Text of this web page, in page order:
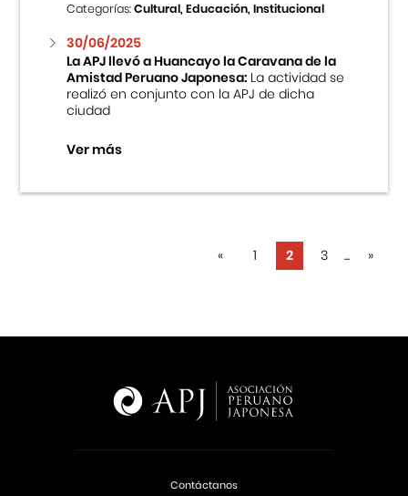
Categorías:Cultural, Educación, Institucional
30/06/2025
La APJ llevó a Huancayo la Caravana de la
Amistad Peruano Japonesa:La actividad se
realizó en conjunto con la APJ de dicha
ciudad
Ver más
« 1 2 3 ... »
Contáctanos